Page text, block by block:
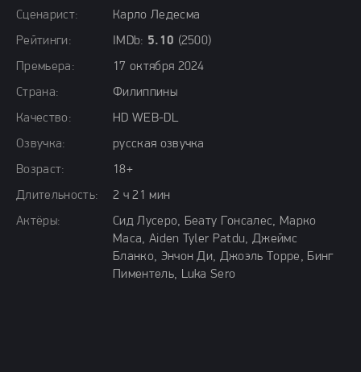
Сценарист:
Карло Ледесма
Рейтинги:
IMDb: 5.10 (2500)
Премьера:
17 октября 2024
Страна:
Филиппины
Качество:
HD WEB-DL
Озвучка:
русская озвучка
Возраст:
18+
Длительность:
2 ч 21 мин
Актёры:
Сид Лусеро, Беату Гонсалес, Марко
Маса, Aiden Tyler Patdu, Джеймс
Бланко, Энчон Ди, Джоэль Торре, Бинг
Пиментель, Luka Sero